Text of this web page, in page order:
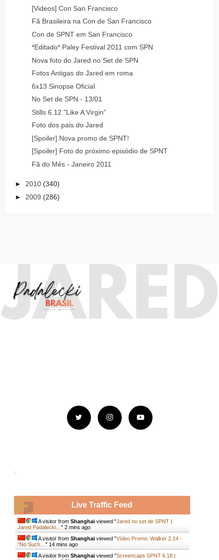
[Videos] Con San Francisco
Fã Brasileira na Con de San Francisco
Con de SPNT em San Francisco
*Editado* Paley Festival 2011 com SPN
Nova foto do Jared no Set de SPN
Fotos Antigas do Jared em roma
6x13 Sinopse Oficial
No Set de SPN - 13/01
Stills 6.12 "Like A Virgin"
Foto dos pais do Jared
[Spoiler] Nova promo de SPNT!
[Spoiler] Foto do próximo episódio de SPNT
Fã do Mês - Janeiro 2011
► 2010 (340)
► 2009 (286)
Live Traffic Feed
A visitor from Shanghaiviewed "Jared no set de SPNT |
Jared Padalecki… " 2 mins ago
A visitor from Shanghaiviewed "Vídeo Promo: Walker 2.14 -
"No Such… " 14 mins ago
A visitor from Shanghaiviewed "Screencaps SPNT 6.18 |